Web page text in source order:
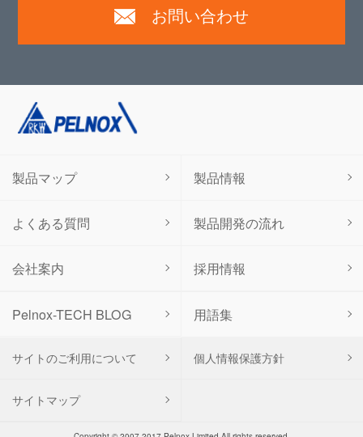
お問い合わせ
Pelnox-TECH BLOG 用語集
製品マップ 製品情報
よくある質問 製品開発の流れ
会社案内 採用情報
サイトのご利用について 個人情報保護方針
サイトマップ